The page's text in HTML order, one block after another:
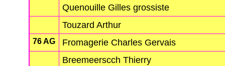
Quenouille Gilles grossiste
Touzard Arthur
76 AG
Fromagerie Charles Gervais
Breemeerscch Thierry